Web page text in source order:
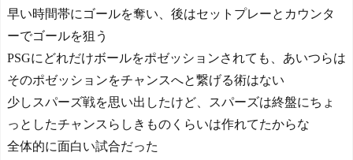
早い時間帯にゴールを奪い、後はセットプレーとカウンタ
ーでゴールを狙う
PSGにどれだけボールをポゼッションされても、あいつらは
そのポゼッションをチャンスへと繋げる術はない
少しスパーズ戦を思い出したけど、スパーズは終盤にちょ
っとしたチャンスらしきものくらいは作れてたからな
全体的に面白い試合だった